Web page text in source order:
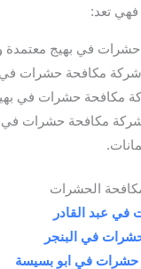
تعد:
في بهيج معتمدة
مكافحة حشرات في
مكافحة حشرات في
مكافحة حشرات في
الحشرات
عبد القادر
في البنجر
حشرات في ابو بسيسة